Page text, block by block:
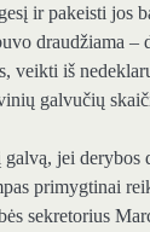
ir pakeisti jos
draudžiama –
veikti iš
galvučių
jei derybos
primygtinai
sekretorius